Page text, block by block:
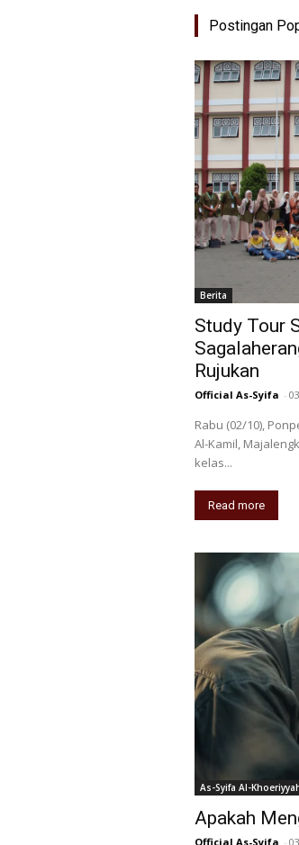
Postingan
Berita
Study Tour
Rujukan
Official As-Syifa -
Rabu (02/10),
Al-Kamil,
kelas...
Read more
As-Syifa Al-
Apakah
Official As-Syifa -